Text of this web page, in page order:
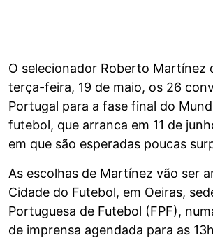
O selecionador Roberto Martínez
terça-feira, 19 de maio, os 26
Portugal para a fase final do
futebol, que arranca em 11 de
em que são esperadas poucas
As escolhas de Martínez vão ser
Cidade do Futebol, em Oeiras,
Portuguesa de Futebol (FPF),
de imprensa agendada para as